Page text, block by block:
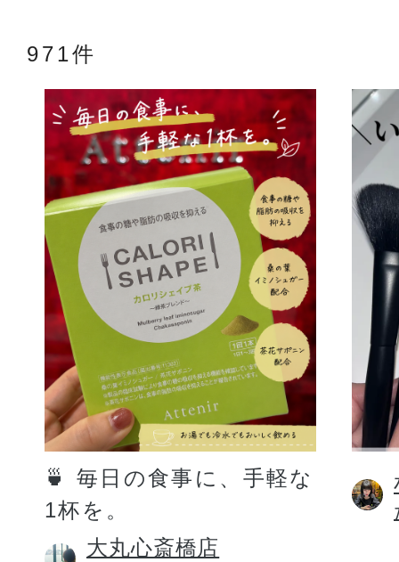
アテニアの「
お友達紹介サ
定期お届けサ
スキンケア人気ライン
971件
🍵 毎日の食事に、手軽な
1杯を。
大丸心斎橋店